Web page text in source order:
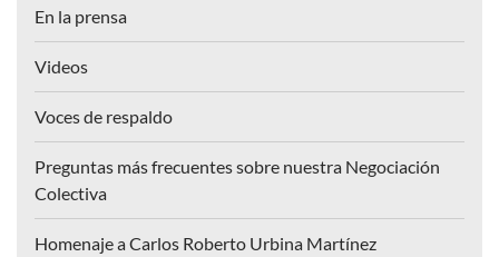
En la prensa
Videos
Voces de respaldo
Preguntas más frecuentes sobre nuestra Negociación
Colectiva
Homenaje a Carlos Roberto Urbina Martínez